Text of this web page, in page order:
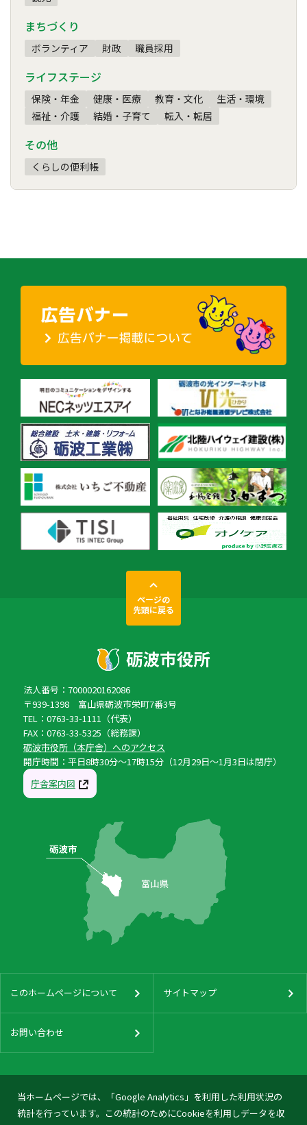
まちづくり
ボランティア 財政 職員採用
ライフステージ
保険・年金 健康・医療 教育・文化
生活・環境
福祉・介護
結婚・子育て 転入・転居
その他
くらしの便利帳
当ホームページでは、「Google Analytics」を利用した利用状況の
統計を行っています。この統計のためにCookieを利用しデータを収
ページの
先頭に戻る
法人番号：7000020162086
〒939-1398 富山県砺波市栄町7番3号
TEL：0763-33-1111（代表）
FAX：0763-33-5325（総務課）
砺波市役所（本庁舎）へのアクセス
開庁時間：平日8時30分〜17時15分（12月29日〜1月3日は閉庁）
庁舎案内図
このホームページについて サイトマップ
お問い合わせ